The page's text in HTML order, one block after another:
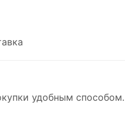
удобным